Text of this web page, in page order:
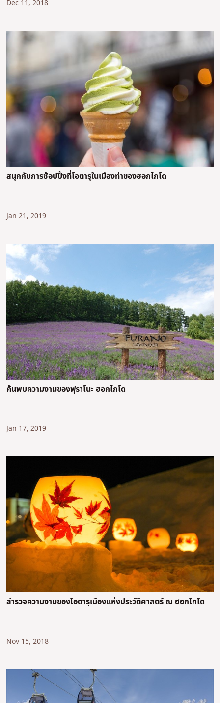
Dec 11, 2018
สนุกกับการช้อปปิ้งที่โอตารุในเมืองท่าของฮอกไกโด
Jan 21, 2019
ค้นพบความงามของฟุราโนะ ฮอกไกโด
Jan 17, 2019
สำรวจความงามของโอตารุเมืองแห่งประวัติศาสตร์ ณ ฮอกไกโด
Nov 15, 2018